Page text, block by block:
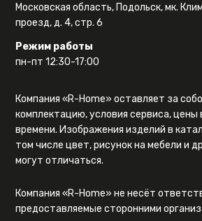
Московская область, Подольск, мк.
проезд, д. 4, стр. 6
Режим работы
пн-пт 12:30-17:00
Компания «R-Home» оставляет за
комплектацию, условия сервиса, цены
времени. Изображения изделий в
том числе цвет, рисунок на мебели и
могут отличаться.
Компания «R-Home» не несёт
предоставляемые сторонними